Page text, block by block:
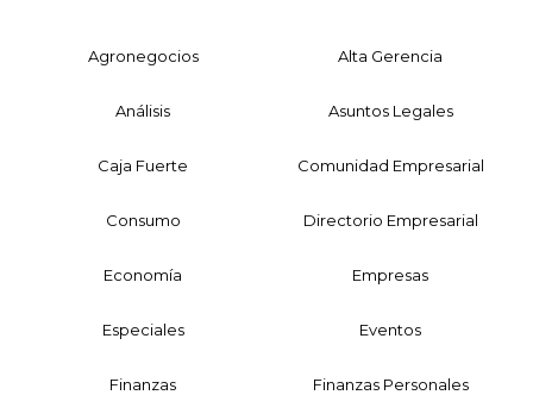
Agronegocios Alta Gerencia
Análisis Asuntos Legales
Caja Fuerte Comunidad Empresarial
Consumo Directorio Empresarial
Economía Empresas
Especiales Eventos
Finanzas Finanzas Personales